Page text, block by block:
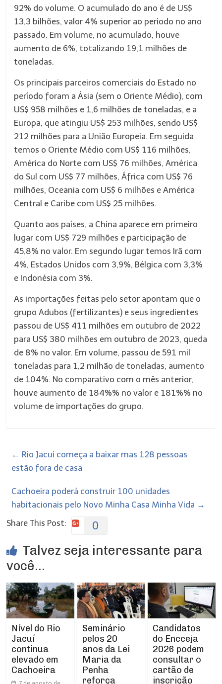
92% do volume. O acumulado do ano é de US$
13,3 bilhões, valor 4% superior ao período no ano
passado. Em volume, no acumulado, houve
aumento de 6%, totalizando 19,1 milhões de
toneladas.
Os principais parceiros comerciais do Estado no
período foram a Ásia (sem o Oriente Médio), com
US$ 958 milhões e 1,6 milhões de toneladas, e a
Europa, que atingiu US$ 253 milhões, sendo US$
212 milhões para a União Europeia. Em seguida
temos o Oriente Médio com US$ 116 milhões,
América do Norte com US$ 76 milhões, América
do Sul com US$ 77 milhões, África com US$ 76
milhões, Oceania com US$ 6 milhões e América
Central e Caribe com US$ 25 milhões.
Quanto aos países, a China aparece em primeiro
lugar com US$ 729 milhões e participação de
45,8% no valor. Em segundo lugar temos Irã com
4%, Estados Unidos com 3,9%, Bélgica com 3,3%
e Indonésia com 3%.
As importações feitas pelo setor apontam que o
grupo Adubos (fertilizantes) e seus ingredientes
passou de US$ 411 milhões em outubro de 2022
para US$ 380 milhões em outubro de 2023, queda
de 8% no valor. Em volume, passou de 591 mil
toneladas para 1,2 milhão de toneladas, aumento
de 104%. No comparativo com o mês anterior,
houve aumento de 184%% no valor e 181%% no
volume de importações do grupo.
← Rio Jacuí começa a baixar mas 128 pessoas
estão fora de casa
Cachoeira poderá construir 100 unidades
habitacionais pelo Novo Minha Casa Minha Vida →
Share This Post:
0
Talvez seja interessante para
você...
Nível do Rio
Jacuí
continua
elevado em
Cachoeira
Seminário
pelos 20
anos da Lei
Maria da
Penha
reforça
Candidatos
do Encceja
2026 podem
consultar o
cartão de
inscrição